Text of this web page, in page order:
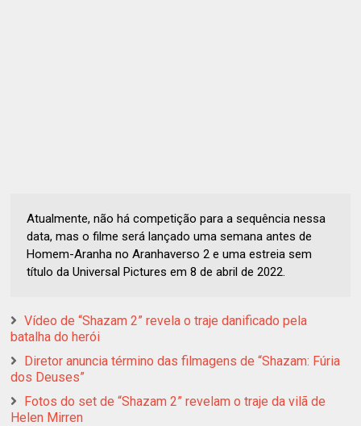
Atualmente, não há competição para a sequência nessa
data, mas o filme será lançado uma semana antes de
Homem-Aranha no Aranhaverso 2 e uma estreia sem
título da Universal Pictures em 8 de abril de 2022.
Vídeo de “Shazam 2” revela o traje danificado pela
batalha do herói
Diretor anuncia término das filmagens de “Shazam: Fúria
dos Deuses”
Fotos do set de “Shazam 2” revelam o traje da vilã de
Helen Mirren